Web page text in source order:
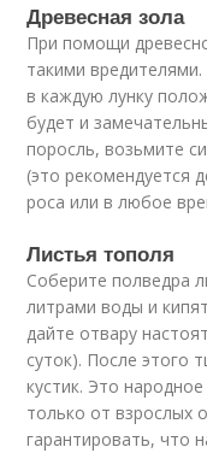
Древесная зола
При помощи
такими
в каждую лунку
будет и
поросль, возьмите
(это рекомендуется
роса или в любое
Листья тополя
Соберите полведра
литрами воды и
дайте отвару
суток). После этого
кустик. Это
только от взрослых
гарантировать, что